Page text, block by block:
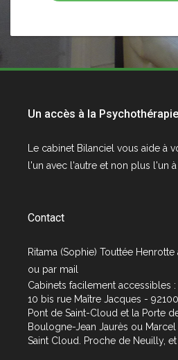
Un accès à la
Le cabinet Bilanciel vous aide à
l'un avec l'autre et non plus l'un
Contact
Ritama (Sophie) Touttée
ou par mail
Cabinets facilement accessibles :
10 bis rue Maître Jacques -
Pont de Saint-Cloud et la Porte
Boulogne-Jean Jaurès ou
Saint Cloud. Proche de Neuilly,